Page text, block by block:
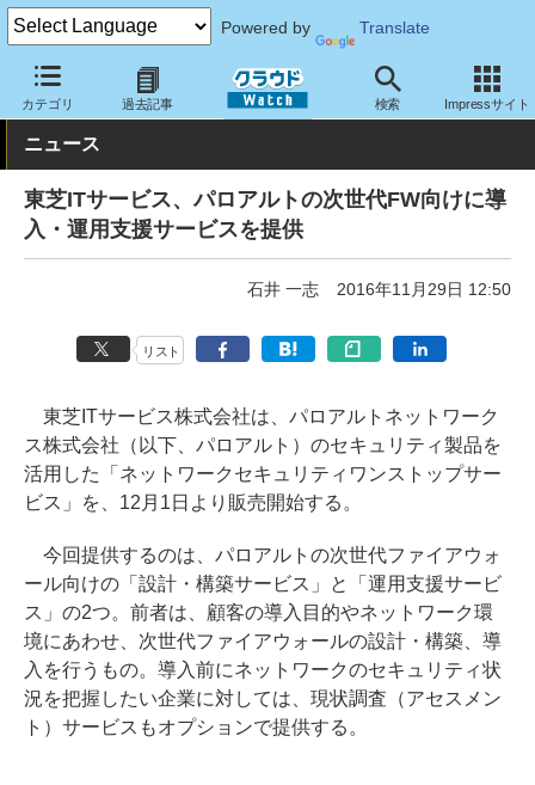
Powered by Translate
カテゴリ 過去記事 検索 Impressサイト
クラウド Watch サービス・ソフト サービス 導入支援
ニュース
東芝ITサービス、パロアルトの次世代FW向けに導
入・運用支援サービスを提供
石井 一志 2016年11月29日 12:50
リスト
東芝ITサービス株式会社は、パロアルトネットワーク
ス株式会社（以下、パロアルト）のセキュリティ製品を
活用した「ネットワークセキュリティワンストップサー
ビス」を、12月1日より販売開始する。
今回提供するのは、パロアルトの次世代ファイアウォ
ール向けの「設計・構築サービス」と「運用支援サービ
ス」の2つ。前者は、顧客の導入目的やネットワーク環
境にあわせ、次世代ファイアウォールの設計・構築、導
入を行うもの。導入前にネットワークのセキュリティ状
況を把握したい企業に対しては、現状調査（アセスメン
ト）サービスもオプションで提供する。